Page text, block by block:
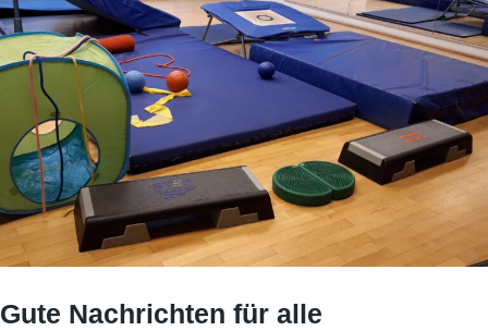
Gute Nachrichten für alle